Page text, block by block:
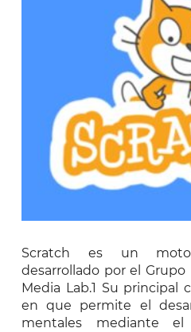
Scratch es un
desarrollado por el
Media Lab.1​ Su principal
en que permite el
mentales mediante